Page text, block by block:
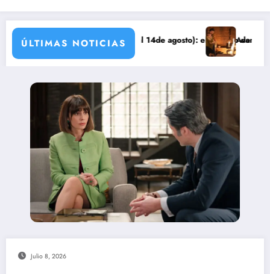
ÚLTIMAS NOTICIAS
LIBERTAD’ (del 10 al 14de agosto): el secreto de Tasio sale a la luz
Avance VALLE
Julio 8, 2026